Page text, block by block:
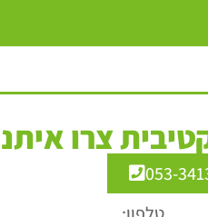
צרו
053-